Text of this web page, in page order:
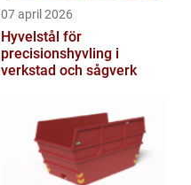
07 april 2026
Hyvelstål för
precisionshyvling i
verkstad och sågverk